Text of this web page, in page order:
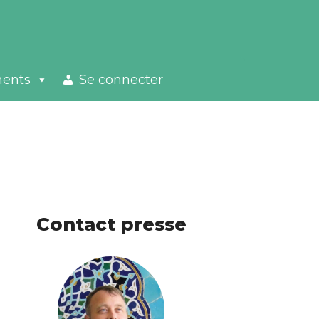
Se connecter
Contact presse